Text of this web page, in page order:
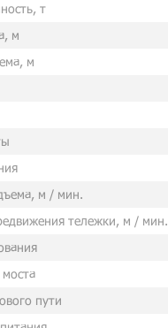
т
м
м
м / мин.
тележки, м / мин.
пути